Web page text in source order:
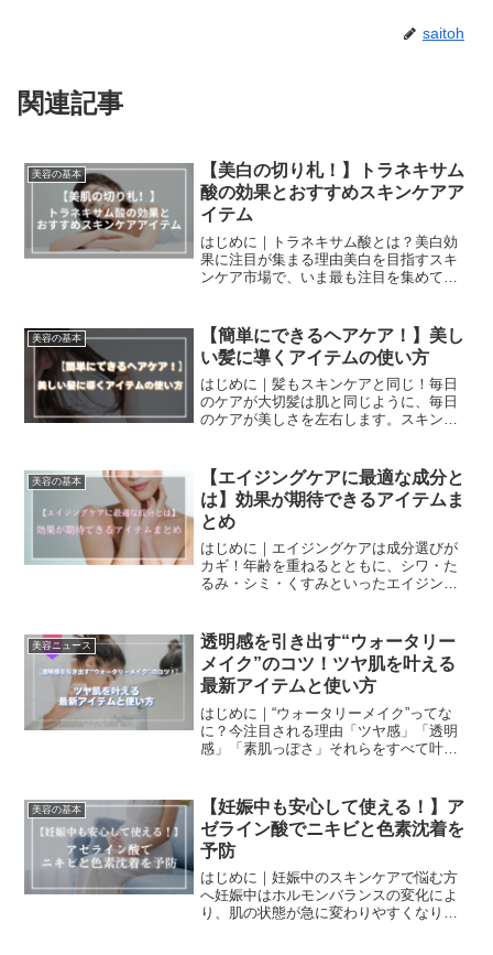
saitoh
関連記事
美容の基本
【美白の切り札！】トラネキサム
酸の効果とおすすめスキンケアア
イテム
はじめに｜トラネキサム酸とは？美白効
果に注目が集まる理由美白を目指すスキ
ンケア市場で、いま最も注目を集めてい
止血剤や抗炎症剤として使われてきたト
ラネキサム酸ですが、美容...
美容の基本
【簡単にできるヘアケア！】美し
い髪に導くアイテムの使い方
はじめに｜髪もスキンケアと同じ！毎日
のケアが大切髪は肌と同じように、毎日
のケアが美しさを左右します。スキンケ
ないでしょうか？実は、髪も日々の環境
ダメージや紫外線、乾燥の...
美容の基本
【エイジングケアに最適な成分と
は】効果が期待できるアイテムま
とめ
はじめに｜エイジングケアは成分選びが
カギ！年齢を重ねるとともに、シワ・た
るみ・シミ・くすみといったエイジング
で、これらの肌悩みを改善し、若々しい
肌 をキープすることが可...
美容ニュース
透明感を引き出す“ウォータリー
メイク”のコツ！ツヤ肌を叶える
最新アイテムと使い方
はじめに｜“ウォータリーメイク”ってな
に？今注目される理由「ツヤ感」「透明
感」「素肌っぽさ」それらをすべて叶え
ずみずしい肌に見せるこのメイクは、韓
国ビューティーの流...
美容の基本
【妊娠中も安心して使える！】ア
ゼライン酸でニキビと色素沈着を
予防
はじめに｜妊娠中のスキンケアで悩む方
へ妊娠中はホルモンバランスの変化によ
り、肌の状態が急に変わりやすくなりま